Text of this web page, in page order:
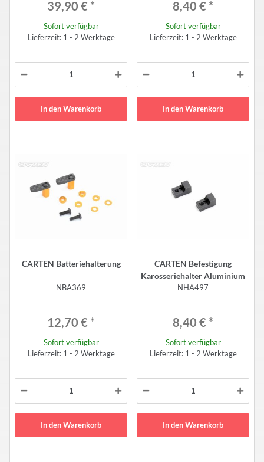
39,90 € *
Sofort verfügbar
Lieferzeit: 1 - 2 Werktage
In den Warenkorb
8,40 € *
Sofort verfügbar
Lieferzeit: 1 - 2 Werktage
In den Warenkorb
CARTEN Batteriehalterung
NBA369
12,70 € *
Sofort verfügbar
Lieferzeit: 1 - 2 Werktage
In den Warenkorb
CARTEN Befestigung
Karosseriehalter Aluminium
NHA497
8,40 € *
Sofort verfügbar
Lieferzeit: 1 - 2 Werktage
In den Warenkorb